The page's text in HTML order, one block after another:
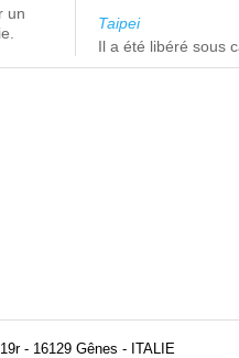
un
Taipei
Il a été libéré sous
- 16129 Gênes - ITALIE